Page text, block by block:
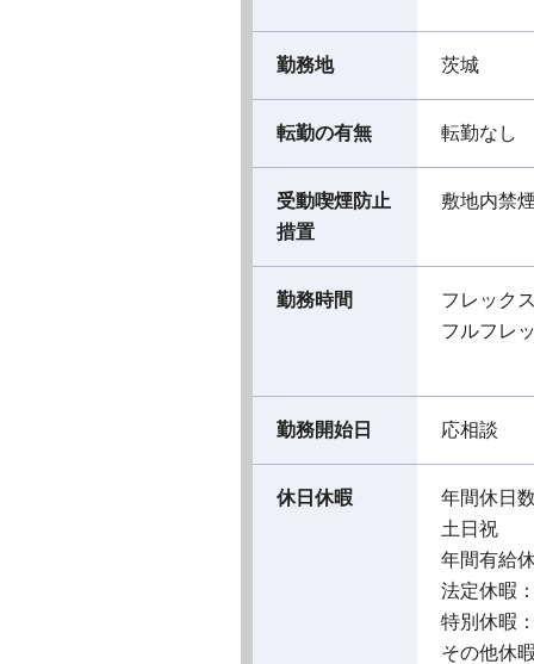
勤務地 茨城
転勤の有無 転勤なし
受動喫煙防止
措置
敷地内禁
勤務時間
フレック
フルフレ
勤務開始日 応相談
休日休暇
年間休日
土日祝
年間有給
法定休暇
特別休暇
その他休